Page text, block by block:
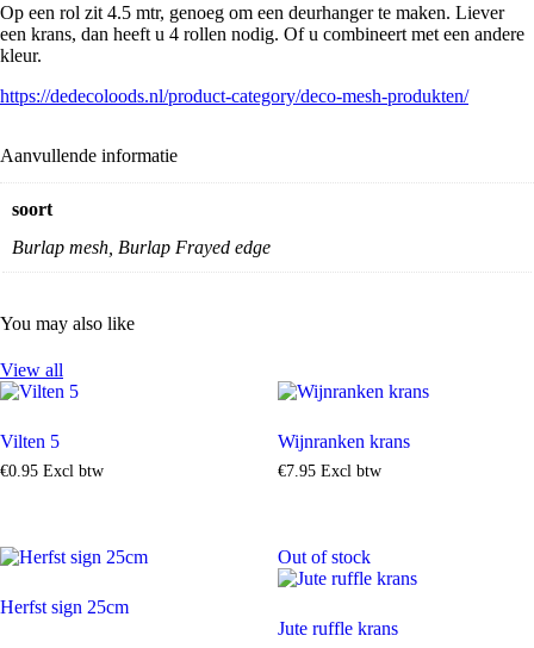
Op een rol zit 4.5 mtr, genoeg om een deurhanger te maken. Liever
een krans, dan heeft u 4 rollen nodig. Of u combineert met een andere
kleur.
https://dedecoloods.nl/product-category/deco-mesh-produkten/
Aanvullende informatie
soort
Burlap mesh, Burlap Frayed edge
You may also like
View all
Vilten 5
€0.95 Excl btw
Wijnranken krans
€7.95 Excl btw
Herfst sign 25cm
Out of stock
Jute ruffle krans